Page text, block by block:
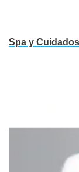
Spa y Cuidados